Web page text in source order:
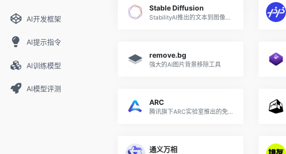
AI开发框架
AI提示指令
AI训练模型
AI模型评测
Stable Diffusion
StabilityAI推出的文本到图像生成AI
remove.bg
强大的AI图片背景移除工具
ARC
腾讯旗下ARC实验室推出的免费AI图片处理工具
通义万相